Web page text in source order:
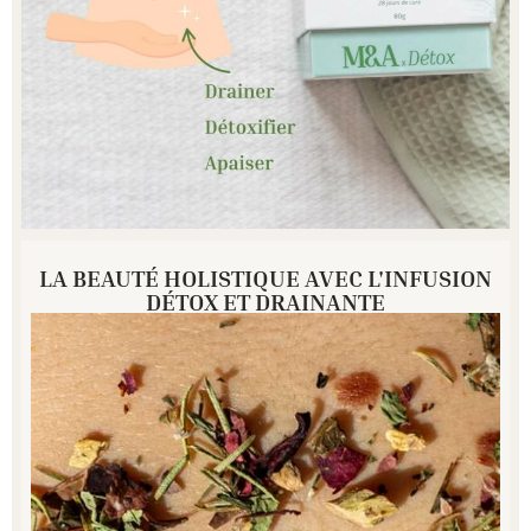
LA BEAUTÉ HOLISTIQUE AVEC L'INFUSION
DÉTOX ET DRAINANTE
Agir
de l'intérieur pour
l'équilibre
corps
esprit
Une
Infusion
détox